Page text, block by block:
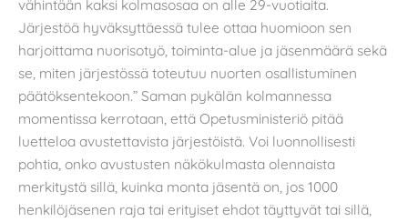
vähintään kaksi kolmasosaa on alle 29-vuotiaita.
Järjestöä hyväksyttäessä tulee ottaa huomioon sen
harjoittama nuorisotyö, toiminta-alue ja jäsenmäärä sekä
se, miten järjestössä toteutuu nuorten osallistuminen
päätöksentekoon.” Saman pykälän kolmannessa
momentissa kerrotaan, että Opetusministeriö pitää
luetteloa avustettavista järjestöistä. Voi luonnollisesti
pohtia, onko avustusten näkökulmasta olennaista
merkitystä sillä, kuinka monta jäsentä on, jos 1000
henkilöjäsenen raja tai erityiset ehdot täyttyvät tai sillä,